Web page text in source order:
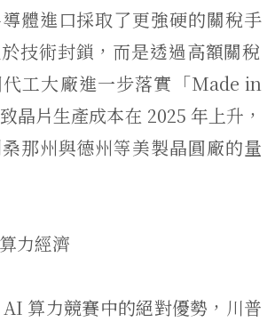
體進口採取了更強硬的關稅手
技術封鎖， 而是透過高額關稅
工大廠進一步落實「Made in
晶片生產成本在 2025 年上升，
那州與德州等美製晶圓廠的量
力經濟
算力競賽中的絕對優勢，川普